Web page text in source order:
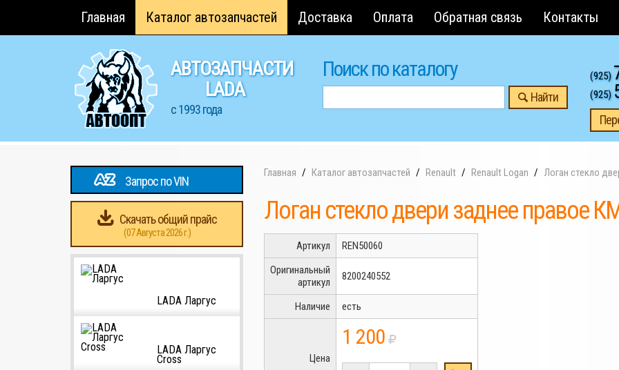
Главная Каталог автозапчастей Доставка Оплата Обратная связь Контакты
АВТОЗАПЧАСТИ
LADA
с 1993 года
Поиск по каталогу
Найти
(925)
(925)
Запрос по VIN
Скачать общий прайс
(07 Августа 2026 г.)
LADA Ларгус
LADA Ларгус
Cross
Главная Каталог автозапчастей Renault Renault Logan Логан стекло
Логан стекло двери заднее правое
Артикул
REN50060
Оригинальный
артикул
8200240552
Наличие есть
Цена
1 200